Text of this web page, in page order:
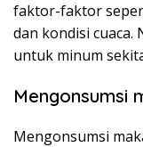
faktor-faktor
dan kondisi cuaca.
untuk minum
Mengonsumsi
Mengonsumsi